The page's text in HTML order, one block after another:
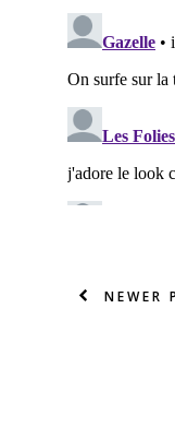
NEWER